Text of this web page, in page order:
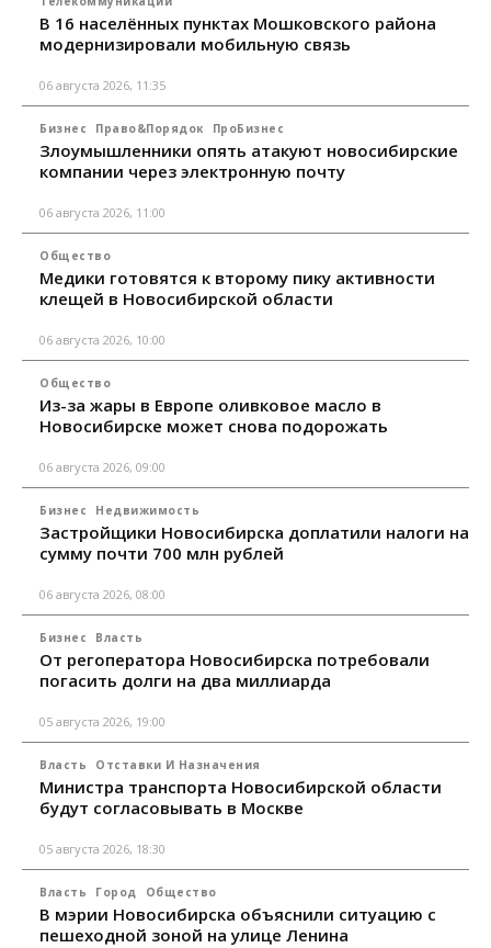
В 16 населённых пунктах Мошковского района
модернизировали мобильную связь
06 августа 2026, 11:35
Бизнес Право&Порядок ПроБизнес
Злоумышленники опять атакуют новосибирские
компании через электронную почту
06 августа 2026, 11:00
Общество
Медики готовятся к второму пику активности
клещей в Новосибирской области
06 августа 2026, 10:00
Общество
Из-за жары в Европе оливковое масло в
Новосибирске может снова подорожать
06 августа 2026, 09:00
Бизнес Недвижимость
Застройщики Новосибирска доплатили налоги на
сумму почти 700 млн рублей
06 августа 2026, 08:00
Бизнес Власть
От регоператора Новосибирска потребовали
погасить долги на два миллиарда
05 августа 2026, 19:00
Власть Отставки И Назначения
Министра транспорта Новосибирской области
будут согласовывать в Москве
05 августа 2026, 18:30
Власть Город Общество
В мэрии Новосибирска объяснили ситуацию с
пешеходной зоной на улице Ленина